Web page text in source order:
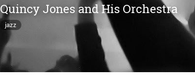
Quincy Jones and His Orchestra
jazz